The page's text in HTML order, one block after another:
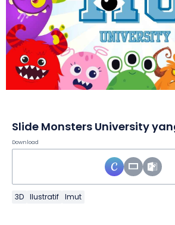
Slide Monsters University
Download
3D Ilustratif Imut